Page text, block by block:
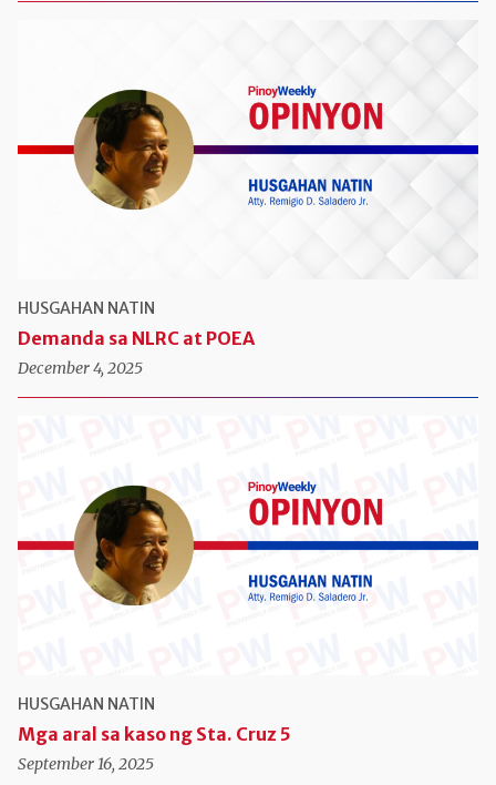
HUSGAHAN NATIN
Demanda sa NLRC at POEA
December 4, 2025
HUSGAHAN NATIN
Mga aral sa kaso ng Sta. Cruz 5
September 16, 2025